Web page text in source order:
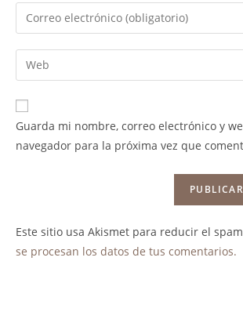
Guarda mi nombre, correo electrónico y
navegador para la próxima vez que
Este sitio usa Akismet para reducir el
se procesan los datos de tus comentarios.